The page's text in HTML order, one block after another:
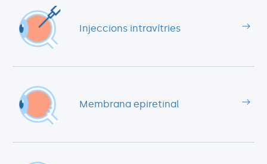
Injeccions intravítries
Membrana epiretinal